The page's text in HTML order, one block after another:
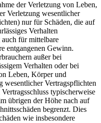
der Verletzung von Leben,
Verletzung wesentlicher
nur für Schäden, die auf
Verhalten
für mittelbare
entgangenen Gewinn.
außer bei
Verhalten oder bei
Leben, Körper und
wesentlicher Vertragspflichten
typischerweise
übrigen der Höhe nach auf
begrenzt. Dies
wie insbesondere